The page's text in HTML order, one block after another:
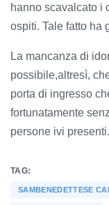
hanno scavalcato i
ospiti. Tale fatto ha
La mancanza di
possibile,altresì,
porta di ingresso
fortunatamente
persone ivi presenti.
TAG:
SAMBENEDETTESE